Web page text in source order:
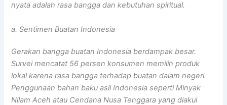
nyata adalah rasa bangga dan kebutuhan spiritual.
a. Sentimen Buatan Indonesia
Gerakan bangga buatan Indonesia berdampak besar.
Survei mencatat 56 persen konsumen memilih produk
lokal karena rasa bangga terhadap buatan dalam negeri.
Penggunaan bahan baku asli Indonesia seperti Minyak
Nilam Aceh atau Cendana Nusa Tenggara yang diakui